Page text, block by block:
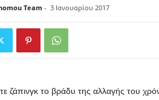
i
n
M
Team - 3 Ιανουαρίου 2017
ζάπινγκ το βράδυ της αλλαγής του